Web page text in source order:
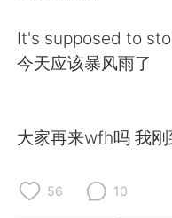
Português
It's supposed to
今天应该暴风雨了
大家再来wfh吗 我
56 10